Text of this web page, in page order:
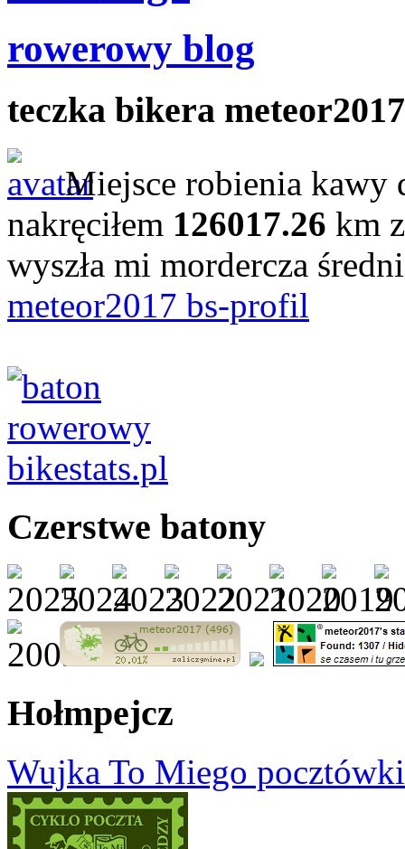
rowerowy blog
teczka bikera meteor2017
Miejsce robienia kawy
nakręciłem 126017.26 km
wyszła mi mordercza
meteor2017 bs-profil
Czerstwe batony
Hołmpejcz
Wujka To Miego